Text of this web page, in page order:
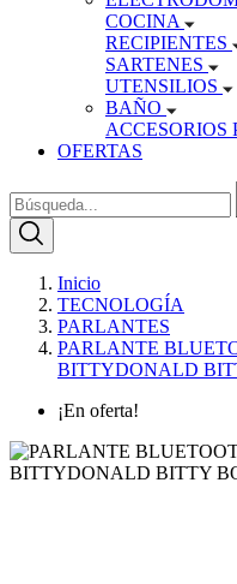
COCINA
RECIPIENTES
SARTENES
UTENSILIOS
BAÑO
ACCESORIOS
OFERTAS
Inicio
TECNOLOGÍA
PARLANTES
PARLANTE
BITTYDONALD
¡En oferta!